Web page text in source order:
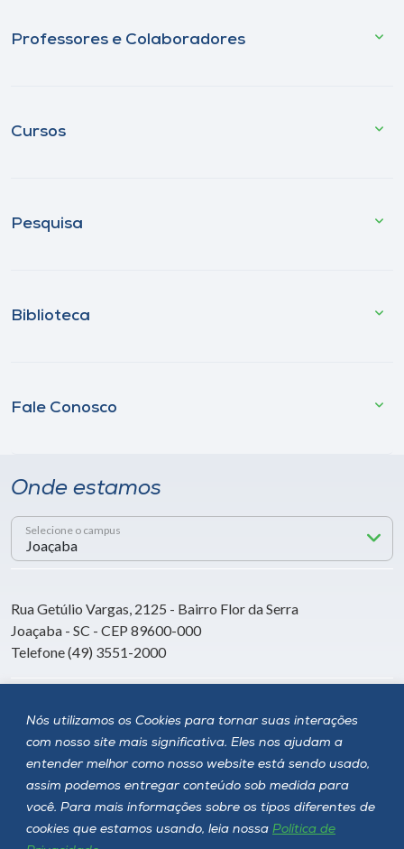
Nós utilizamos os Cookies para tornar suas interações
com nosso site mais significativa. Eles nos ajudam a
entender melhor como nosso website está sendo usado,
assim podemos entregar conteúdo sob medida para
você. Para mais informações sobre os tipos diferentes de
cookies que estamos usando, leia nossa Política de
Professores e Colaboradores
Cursos
Pesquisa
Biblioteca
Fale Conosco
Onde estamos
Selecione o campus
Rua Getúlio Vargas, 2125 - Bairro Flor da Serra
Joaçaba - SC - CEP 89600-000
Telefone (49) 3551-2000
Siga a Unoesc